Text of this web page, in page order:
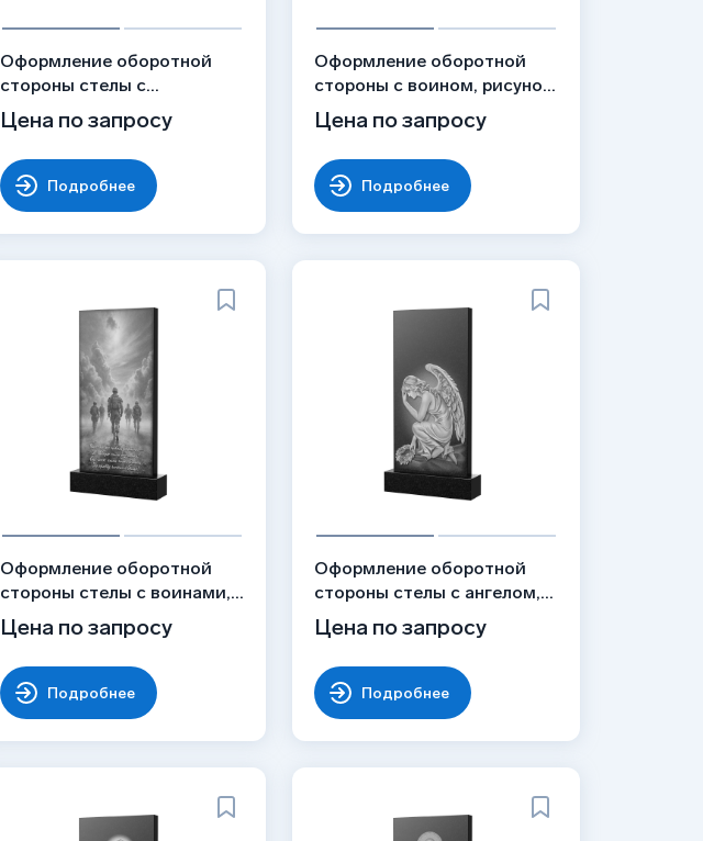
Оформление оборотной
стороны стелы с
Распятием Христова,
рисунок ОБ-048
Цена по запросу
Подробнее
Оформление оборотной
стороны с воином, рисунок
ОБ-014
Цена по запросу
Подробнее
Оформление оборотной
стороны стелы с воинами,
рисунок ОБ-010
Цена по запросу
Подробнее
Оформление оборотной
стороны стелы с ангелом,
рисунок ОБ-026
Цена по запросу
Подробнее